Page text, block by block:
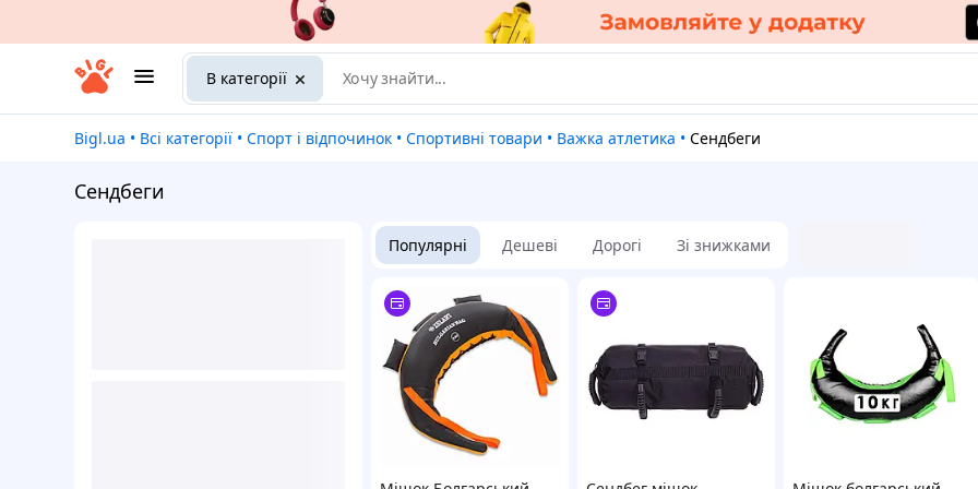
В категорії
Bigl.ua • Всі категорії • Спорт і відпочинок • Спортивні товари • Важка атлетика • Сендбеги
Сендбеги
Популярні Дешеві Дорогі Зі знижками